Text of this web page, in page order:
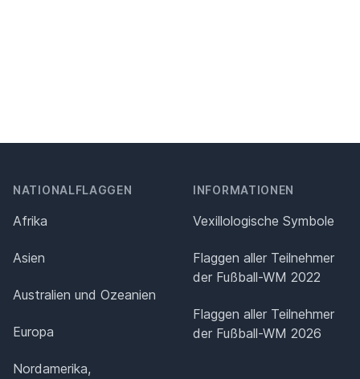
NATIONALFLAGGEN
Afrika
Asien
Australien und Ozeanien
Europa
Nordamerika,
INFORMATIONEN
Vexillologische Symbole
Flaggen aller Teilnehmer
der Fußball-WM 2022
Flaggen aller Teilnehmer
der Fußball-WM 2026